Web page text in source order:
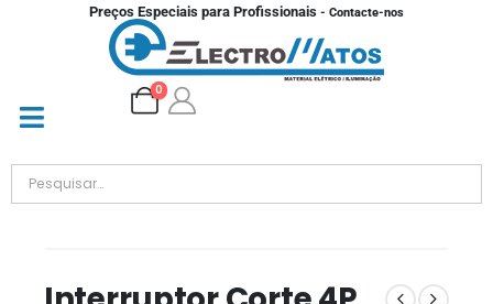
Preços Especiais para Profissionais - Contacte-nos
0